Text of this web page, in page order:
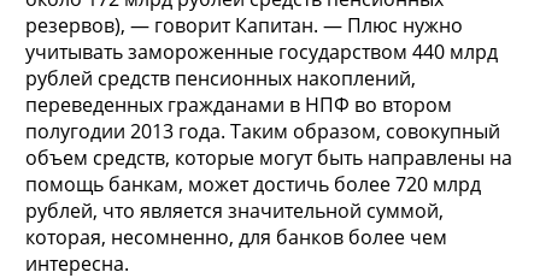
резервов), — говорит Капитан. — Плюс нужно
учитывать замороженные государством 440 млрд
рублей средств пенсионных накоплений,
переведенных гражданами в НПФ во втором
полугодии 2013 года. Таким образом, совокупный
объем средств, которые могут быть направлены на
помощь банкам, может достичь более 720 млрд
рублей, что является значительной суммой,
которая, несомненно, для банков более чем
интересна.